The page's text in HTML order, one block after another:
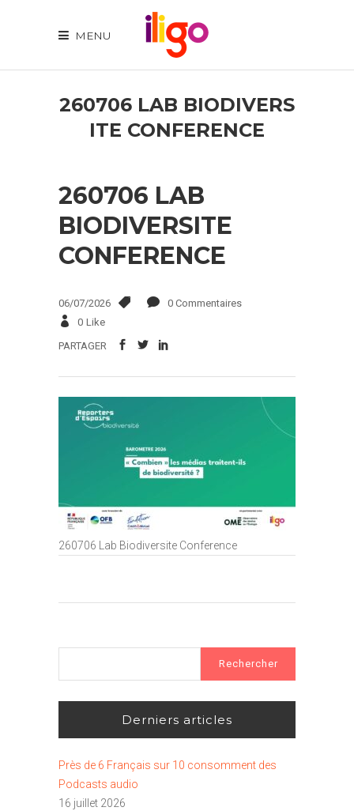
MENU
260706 LAB BIODIVERS
ITE CONFERENCE
260706 LAB
BIODIVERSITE
CONFERENCE
06/07/2026
0 Commentaires
0 Like
PARTAGER
260706 Lab Biodiversite Conference
Derniers articles
Près de 6 Français sur 10 consomment des
Podcasts audio
16 juillet 2026